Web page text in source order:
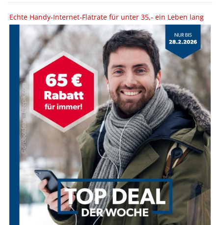
Echte Handy-Internet-Flatrate für unter 35,- ein Leben lang